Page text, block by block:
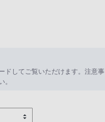
ドしてご覧いただけます。注意事